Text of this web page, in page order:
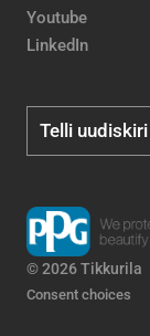
Youtube
LinkedIn
Telli uudiskiri
© 2026 Tikkurila
Consent choices